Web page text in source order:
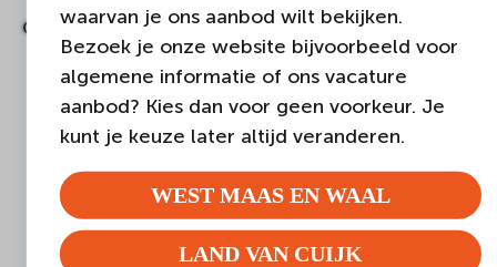
Categorieën 2 Dreumel
waarvan je ons aanbod wilt bekijken.
Bezoek je onze website bijvoorbeeld voor
algemene informatie of ons vacature
aanbod? Kies dan voor geen voorkeur. Je
kunt je keuze later altijd veranderen.
WEST MAAS EN WAAL
LAND VAN CUIJK